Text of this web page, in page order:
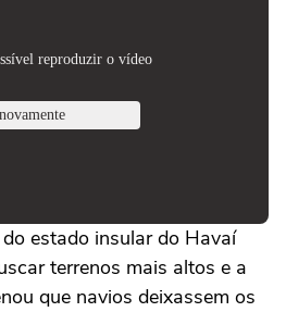
estado insular do Havaí
terrenos mais altos e a
que navios deixassem os